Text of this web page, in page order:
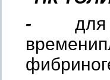
- для